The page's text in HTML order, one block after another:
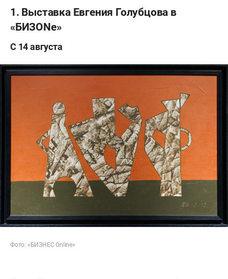
1. Выставка Евгения Голубцова в
«БИЗОNе»
С 14 августа
Фото: «БИЗНЕС Online»